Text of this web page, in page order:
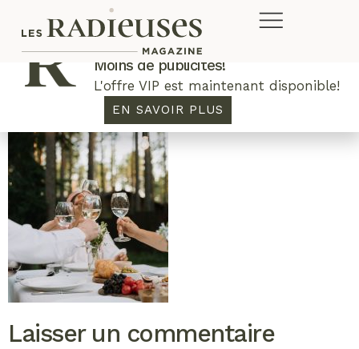
Laisser un commentaire
Plus de concours. Plus de rabais.
Moins de publicités!
L'offre VIP est maintenant disponible!
EN SAVOIR PLUS